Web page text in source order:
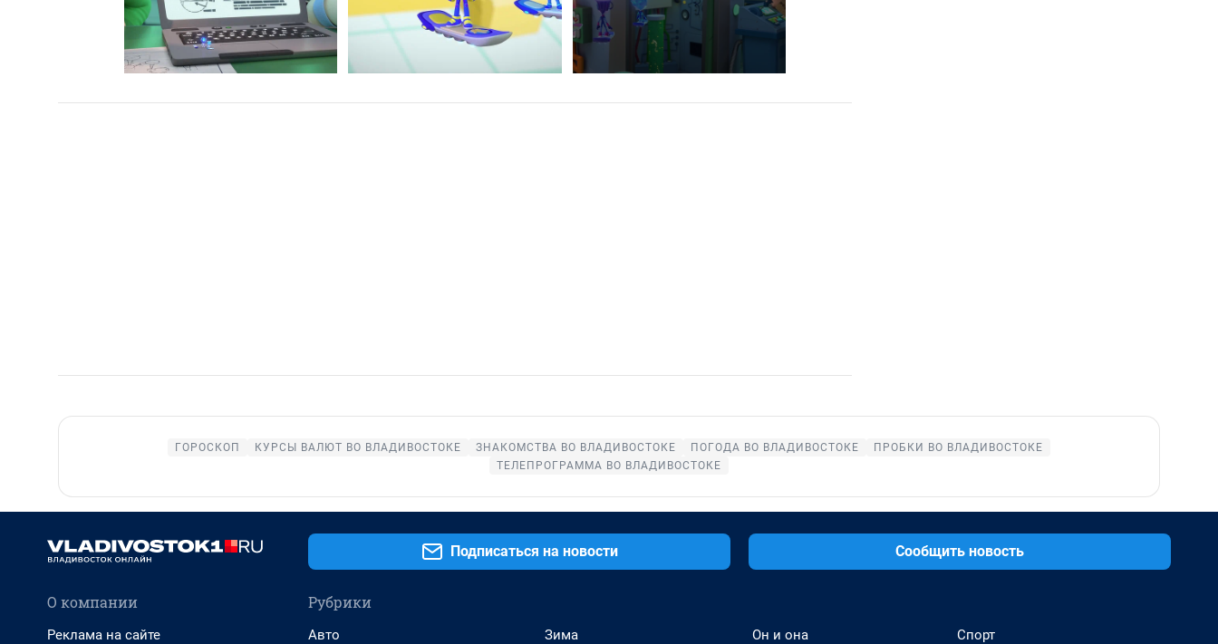
ГОРОСКОП КУРСЫ ВАЛЮТ ВО ВЛАДИВОСТОКЕ ЗНАКОМСТВА ВО ВЛАДИВОСТОКЕ ПОГОДА ВО ВЛАДИВОСТОКЕ
ПРОБКИ ВО ВЛАДИВОСТОКЕ
ТЕЛЕПРОГРАММА ВО ВЛАДИВОСТОКЕ
Подписаться на новости Сообщить новость
О компании
Реклама на сайте
Рубрики
Авто
Зима
Он и она
Спорт